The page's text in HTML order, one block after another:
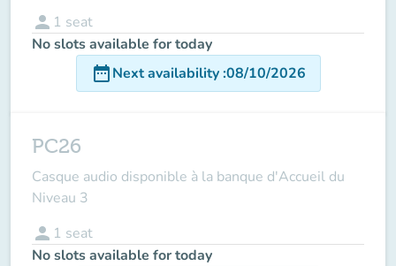
person 1 seat
No slots available for today
date_rangeNext availability:08/10/2026
PC26
Casque audio disponible à la banque d'Accueil du
Niveau 3
person 1 seat
No slots available for today